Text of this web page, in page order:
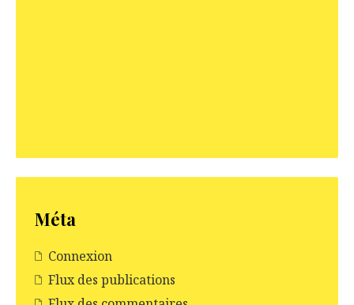
Méta
Connexion
Flux des publications